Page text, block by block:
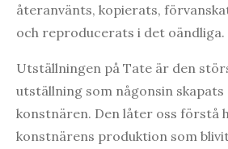
återanvänts, kopierats,
och reproducerats i det oändliga.
Utställningen på Tate är den
utställning som någonsin
konstnären. Den låter oss förstå
konstnärens produktion som